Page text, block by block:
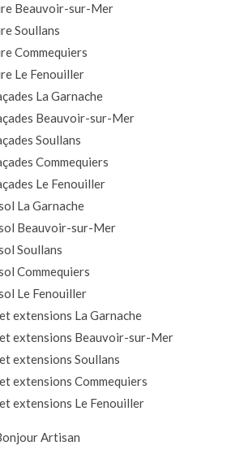
Beauvoir-sur-Mer
Soullans
Commequiers
Le Fenouiller
La Garnache
Beauvoir-sur-Mer
Soullans
Commequiers
Le Fenouiller
La Garnache
Beauvoir-sur-Mer
Soullans
Commequiers
Le Fenouiller
extensions La Garnache
extensions Beauvoir-sur-Mer
extensions Soullans
extensions Commequiers
extensions Le Fenouiller
Artisan